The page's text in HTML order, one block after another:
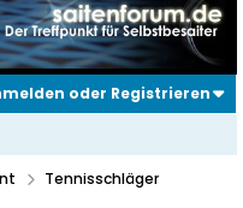
oder Registrieren
Tennisschläger